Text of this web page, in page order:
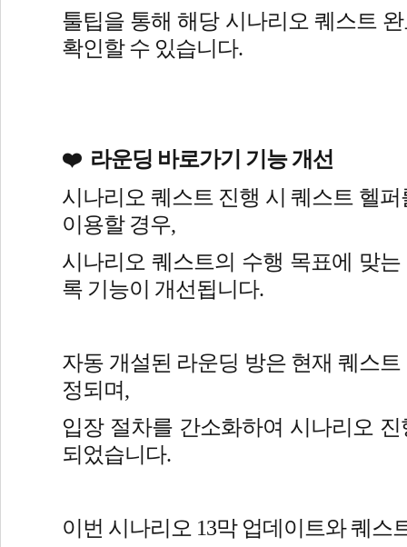
툴팁을 통해 해당 시나리오 퀘스트
확인할 수 있습니다.
❤️ 라운딩 바로가기 기능 개선
시나리오 퀘스트 진행 시 퀘스트 헬
이용할 경우,
시나리오 퀘스트의 수행 목표에 맞
록 기능이 개선됩니다.
자동 개설된 라운딩 방은 현재 퀘스
정되며,
입장 절차를 간소화하여 시나리오
되었습니다.
이번 시나리오 13막 업데이트와 퀘스